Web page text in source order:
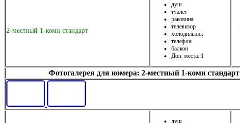
2-местный 1-комн стандарт
душ
туалет
раковина
телевизор
холодильник
телефон
балкон
Доп. места: 1
Фотогалерея для номера: 2-местный 1-комн стандарт
душ